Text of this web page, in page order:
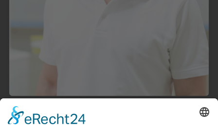
Sie brauchen einen Termin? Kein
Problem!